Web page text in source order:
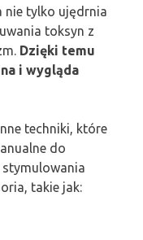
nie tylko ujędrnia
toksyn z
Dzięki temu
i wygląda
techniki, które
do
takie jak: